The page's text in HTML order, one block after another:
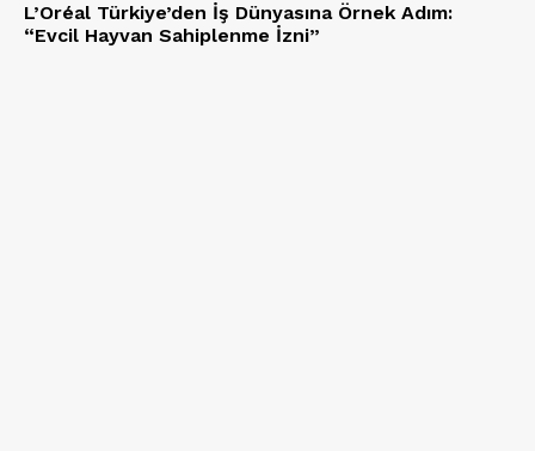
L’Oréal Türkiye’den İş Dünyasına Örnek Adım:
“Evcil Hayvan Sahiplenme İzni”